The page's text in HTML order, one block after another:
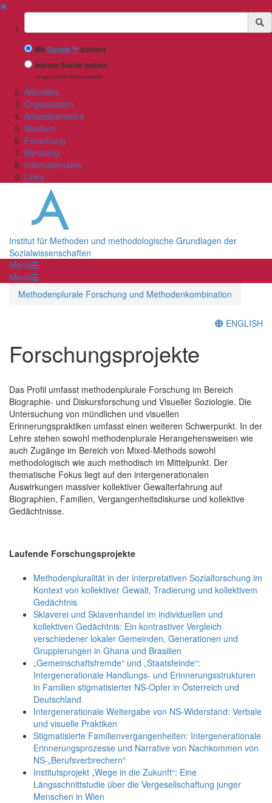
✖
Suchbegriff
MitGoogle™ suchen
Interne Suche nutzen
(eingeschränkte Ergebnisqualität)
Aktuelles
Organisation
Arbeitsbereiche
Studium
Forschung
Beratung
Internationales
Links
Institut für Methoden und methodologische Grundlagen der
Sozialwissenschaften
Menü
Menü
Methodenplurale Forschung und Methodenkombination
ENGLISH
Forschungsprojekte
Das Profil umfasst methodenplurale Forschung im Bereich
Biographie- und Diskursforschung und Visueller Soziologie. Die
Untersuchung von mündlichen und visuellen
Erinnerungspraktiken umfasst einen weiteren Schwerpunkt. In der
Lehre stehen sowohl methodenplurale Herangehensweisen wie
auch Zugänge im Bereich von Mixed-Methods sowohl
methodologisch wie auch methodisch im Mittelpunkt. Der
thematische Fokus liegt auf den intergenerationalen
Auswirkungen massiver kollektiver Gewalterfahrung auf
Biographien, Familien, Vergangenheitsdiskurse und kollektive
Gedächtnisse.
Laufende Forschungsprojekte
Methodenpluralität in der interpretativen Sozialforschung im
Kontext von kollektiver Gewalt, Tradierung und kollektivem
Gedächtnis
Sklaverei und Sklavenhandel im individuellen und
kollektiven Gedächtnis: Ein kontrastiver Vergleich
verschiedener lokaler Gemeinden, Generationen und
Gruppierungen in Ghana und Brasilien
„Gemeinschaftsfremde“ und „Staatsfeinde“:
Intergenerationale Handlungs- und Erinnerungsstrukturen
in Familien stigmatisierter NS-Opfer in Österreich und
Deutschland
Intergenerationale Weitergabe von NS-Widerstand: Verbale
und visuelle Praktiken
Stigmatisierte Familienvergangenheiten: Intergenerationale
Erinnerungsprozesse und Narrative von Nachkommen von
NS-„Berufsverbrechern“
Institutsprojekt „Wege in die Zukunft“: Eine
Längsschnittstudie über die Vergesellschaftung junger
Menschen in Wien